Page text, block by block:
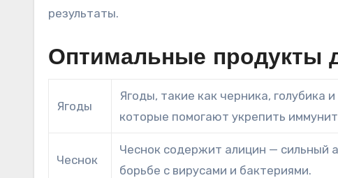
результаты.
Оптимальные продукты
Ягоды
Ягоды, такие как черника, голубика
которые помогают укрепить
Чеснок
Чеснок содержит алицин — сильный
борьбе с вирусами и бактериями.